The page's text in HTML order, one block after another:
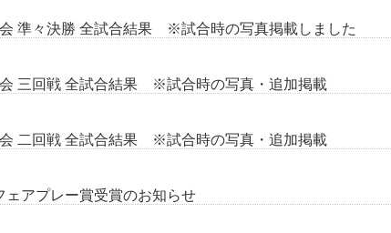
準々決勝 全試合結果 ※試合時の写真掲載しました
三回戦 全試合結果 ※試合時の写真・追加掲載
二回戦 全試合結果 ※試合時の写真・追加掲載
アプレー賞受賞のお知らせ